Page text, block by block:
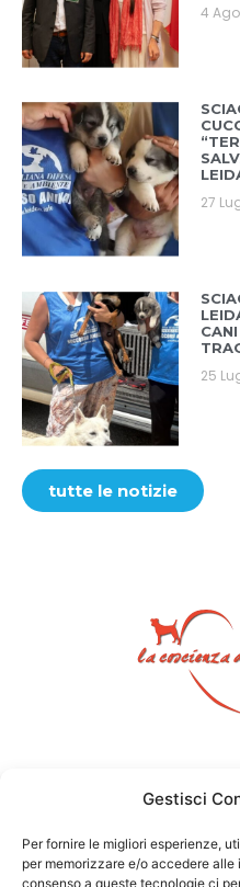
Gestisci
Per fornire le migliori esperienze,
per memorizzare e/o accedere
consenso a queste tecnologie ci
4
27
25
tutte le notizie